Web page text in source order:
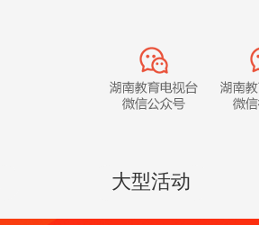
大型活动